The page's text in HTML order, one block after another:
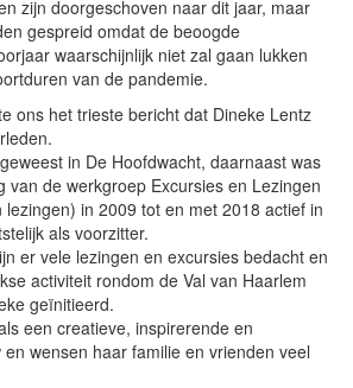
zijn doorgeschoven naar dit jaar, maar
gespreid omdat de beoogde
waarschijnlijk niet zal gaan lukken
van de pandemie.
ons het trieste bericht dat Dineke Lentz
in De Hoofdwacht, daarnaast was
van de werkgroep Excursies en Lezingen
in 2009 tot en met 2018 actief in
als voorzitter.
er vele lezingen en excursies bedacht en
activiteit rondom de Val van Haarlem
geïnitieerd.
een creatieve, inspirerende en
wensen haar familie en vrienden veel